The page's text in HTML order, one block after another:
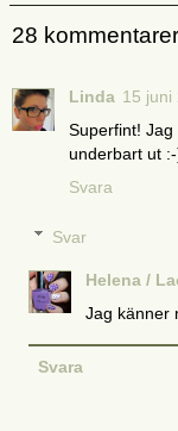
28
Linda 15 juni
Superfint!
underbart ut
Svara
Svar
Helena /
Jag känner
Svara